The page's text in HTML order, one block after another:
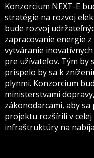
Konzorcium NEXT-E
stratégie na rozvoj
bude rozvoj
zapracovanie energie
vytváranie
pre užívateľov. Tým by
prispelo by sa k
plynmi. Konzorcium
ministerstvami
zákonodarcami, aby
projektu rozšírili v
infraštruktúry na